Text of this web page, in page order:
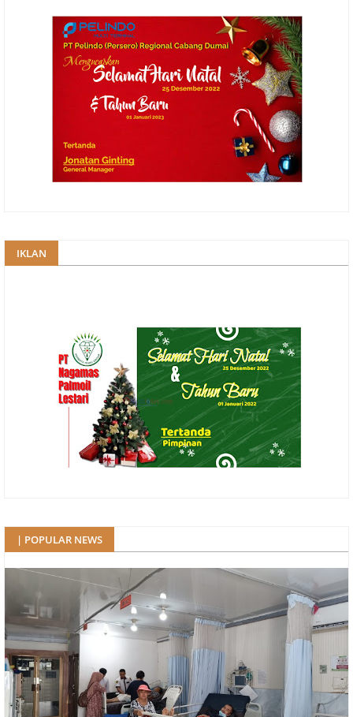
IKLAN
| POPULAR NEWS